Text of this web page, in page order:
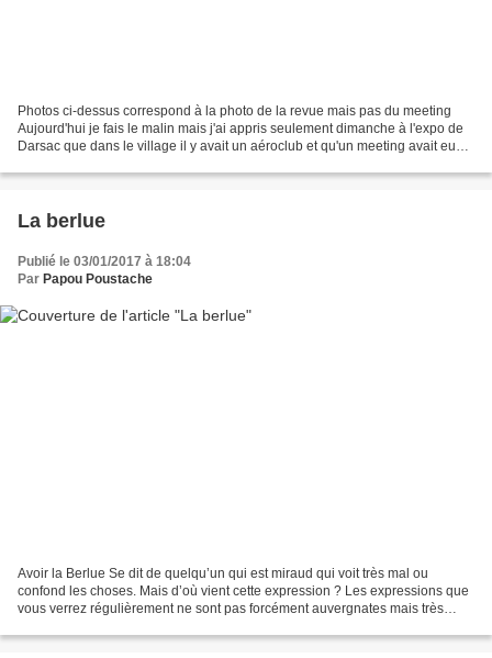
Photos ci-dessus correspond à la photo de la revue mais pas du meeting
Aujourd'hui je fais le malin mais j'ai appris seulement dimanche à l'expo de
Darsac que dans le village il y avait un aéroclub et qu'un meeting avait eu
La berlue
Publié le 03/01/2017 à 18:04
Par Papou Poustache
Avoir la Berlue Se dit de quelqu’un qui est miraud qui voit très mal ou
confond les choses. Mais d’où vient cette expression ? Les expressions que
vous verrez régulièrement ne sont pas forcément auvergnates mais très